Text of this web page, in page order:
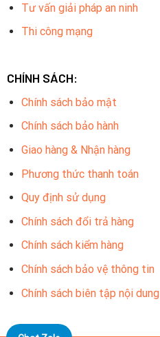
Tư vấn giải pháp an ninh
Thi công mạng
CHÍNH SÁCH:
Chính sách bảo mật
Chính sách bảo hành
Giao hàng & Nhận hàng
Phương thức thanh toán
Quy định sử dụng
Chính sách đổi trả hàng
Chính sách kiểm hàng
Chính sách bảo vệ thông tin
Chính sách biên tập nội dung